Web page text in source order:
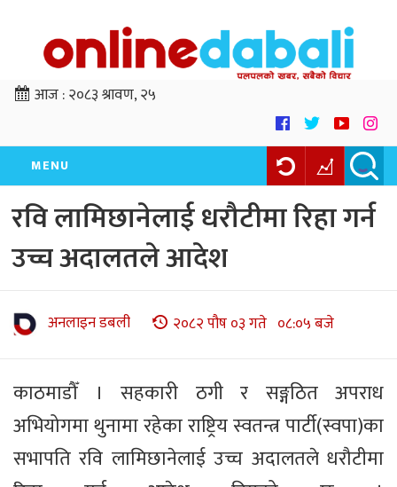
आज :२०८३ श्रावण, २५
MENU
रवि लामिछानेलाई धरौटीमा रिहा गर्न
उच्च अदालतले आदेश
अनलाइन डबली २०८२ पौष ०३ गते ०८:०५ बजे
काठमाडौँ । सहकारी ठगी र सङ्गठित अपराध
अभियोगमा थुनामा रहेका राष्ट्रिय स्वतन्त्र पार्टी(स्वपा)का
सभापति रवि लामिछानेलाई उच्च अदालतले धरौटीमा